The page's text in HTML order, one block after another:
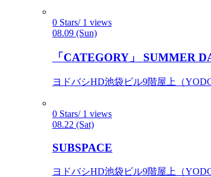
0 Stars/ 1 views
08.09 (Sun)
「CATEGORY」 SUMMER
ヨドバシHD池袋ビル9階屋上（
0 Stars/ 1 views
08.22 (Sat)
SUBSPACE
ヨドバシHD池袋ビル9階屋上（